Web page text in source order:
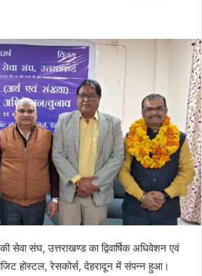
d
n
e
m
a
l
सेवा संघ, उत्तराखण्ड का द्विवार्षिक अधिवेशन एवं
होस्टल, रेसकोर्स, देहरादून में संपन्न हुआ।